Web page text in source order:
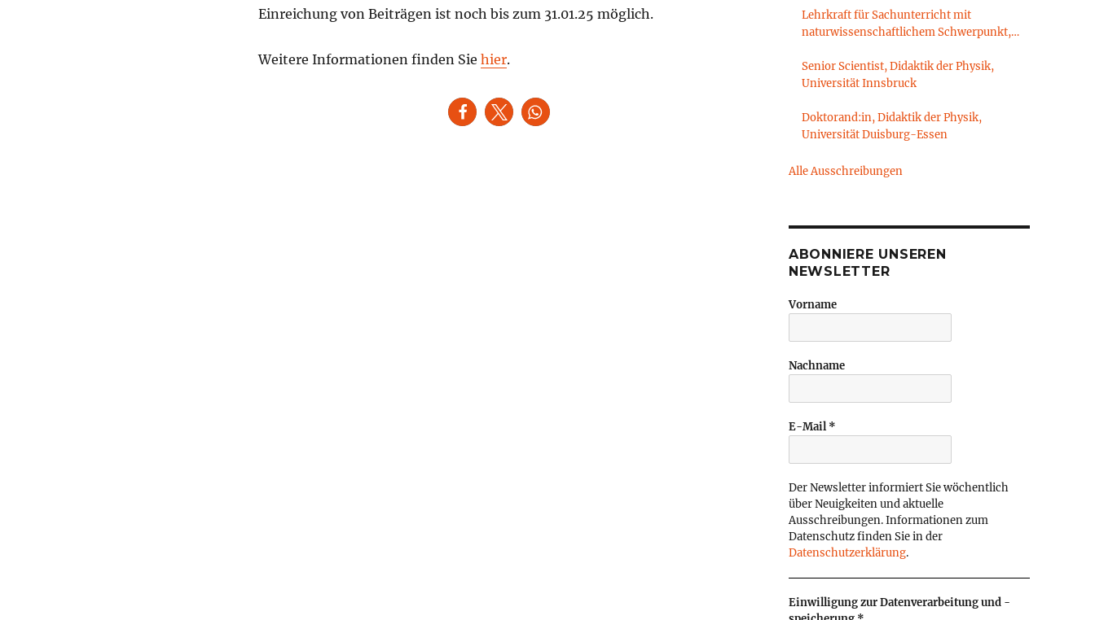
Einreichung von Beiträgen ist noch bis zum 31.01.25 möglich.
Weitere Informationen finden Sie hier.
Lehrkraft für Sachunterricht mit
naturwissenschaftlichem Schwerpunkt,
Brandenburgische Technische Universität
Cottbus-Senftenberg
Senior Scientist, Didaktik der Physik,
Universität Innsbruck
Doktorand:in, Didaktik der Physik,
Universität Duisburg-Essen
Alle Ausschreibungen
ABONNIERE UNSEREN
NEWSLETTER
Vorname
Nachname
E-Mail *
Der Newsletter informiert Sie wöchentlich
über Neuigkeiten und aktuelle
Ausschreibungen. Informationen zum
Datenschutz finden Sie in der
Datenschutzerklärung.
Einwilligung zur Datenverarbeitung und -